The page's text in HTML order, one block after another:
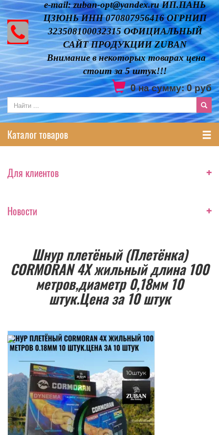
e-mail: zuban-opt@yandex.ru ИП.ПАНЬ
ЦЗЮНЬ ИНН 070807956416 ОГРНИП
323508100032315 ОФИЦИАЛЬНЫЙ
САЙТ ПРОДУКЦИИ ZUBAN
Внимание в некоторых товарах цена
стоит за 5 штук!!!
0на сумму:0руб
Каталог товаров
Для клиентов +
Новости +
Шнур плетёный (Плетёнка)
CORMORAN 4Х жильный длина 100
метров,диаметр 0,18мм 10
штук.Цена за 10 штук